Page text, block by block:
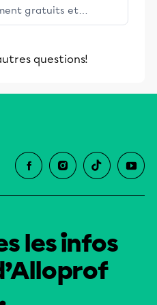
gratuits et
engage les élèves
questions!
les infos